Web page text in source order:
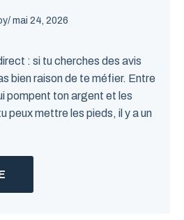
/ mai 24, 2026
: si tu cherches des avis
bien raison de te méfier. Entre
pompent ton argent et les
peux mettre les pieds, il y a un